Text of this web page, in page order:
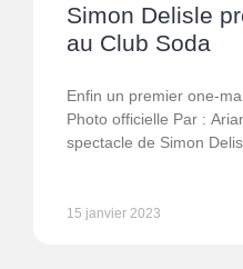
Simon Delisle
au Club Soda
Enfin un premier one-
Photo officielle Par :
spectacle de Simon
15 janvier 2023